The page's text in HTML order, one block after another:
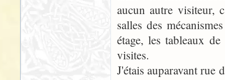
aucun autre visiteur,
salles des
étage, les tableaux
visites.
J'étais auparavant rue